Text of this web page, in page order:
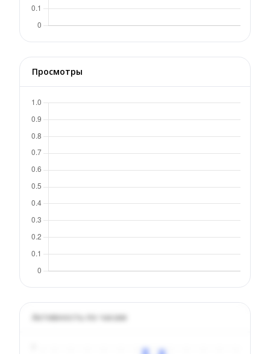
Просмотры
Активность по часам